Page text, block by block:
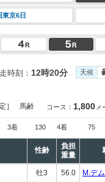
東京6日
時刻： 12時20分 天候
］ 馬齢 コース： 1,800 メ
3着 130 4着 75
性齢
負担
重量
牡3 56.0 M.デ